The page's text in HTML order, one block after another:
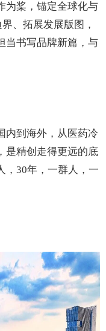
为桨，锚定全球化与
、拓展发展版图，
当书写品牌新篇，与
内到海外，从医药冷
是精创走得更远的底
，30年，一群人，一